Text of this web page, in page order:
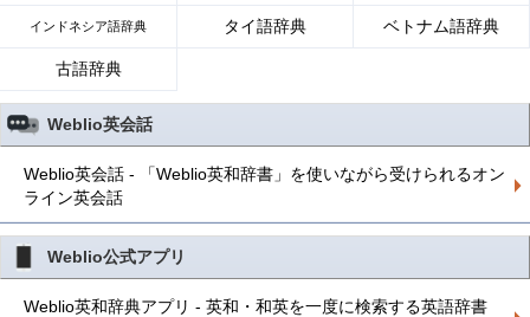
インドネシア語辞典 タイ語辞典 ベトナム語辞典
古語辞典
Weblio英会話
Weblio英会話 - 「Weblio英和辞書」を使いながら受けられるオン
ライン英会話
Weblio公式アプリ
Weblio英和辞典アプリ - 英和・和英を一度に検索する英語辞書